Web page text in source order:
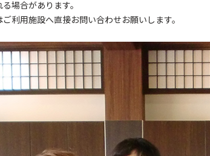
場合があります。
利用施設へ直接お問い合わせお願いします。